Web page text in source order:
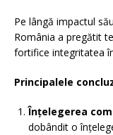
Pe lângă impactul
România a pregătit
fortifice integritatea
Principalele
Înțelegerea
dobândit o